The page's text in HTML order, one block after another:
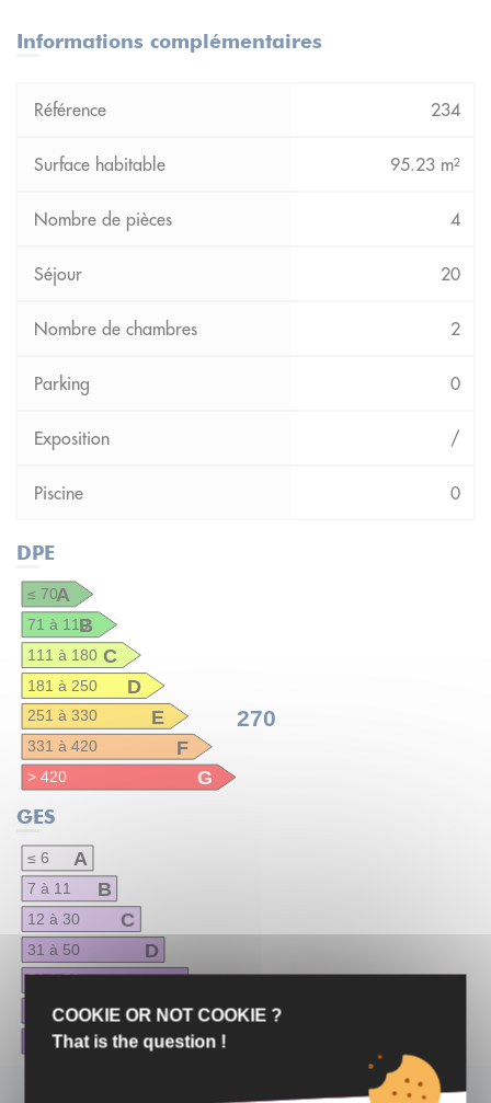
Informations complémentaires
234
95.23 m²
4
20
2
0
/
0
DPE
A
≤ 70
B
71 à 110
C
111 à 180
D
181 à 250
270
E
251 à 330
F
331 à 420
G
> 420
GES
A
≤ 6
B
7 à 11
C
12 à 30
D
31 à 50
63
E
51 à 70
F
71 à 100
G
> 100
COOKIE OR NOT COOKIE ?
That is the question !